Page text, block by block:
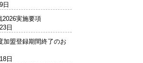
日
2026実施要項
日
加盟登録期間終了のお
日